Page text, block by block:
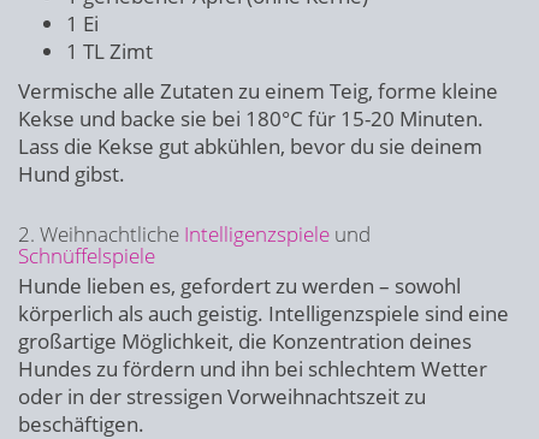
1 Ei
1 TL Zimt
Vermische alle Zutaten zu einem Teig, forme kleine
Kekse und backe sie bei 180°C für 15-20 Minuten.
Lass die Kekse gut abkühlen, bevor du sie deinem
Hund gibst.
2. Weihnachtliche Intelligenzspiele und
Schnüffelspiele
Hunde lieben es, gefordert zu werden – sowohl
körperlich als auch geistig. Intelligenzspiele sind eine
großartige Möglichkeit, die Konzentration deines
Hundes zu fördern und ihn bei schlechtem Wetter
oder in der stressigen Vorweihnachtszeit zu
beschäftigen.